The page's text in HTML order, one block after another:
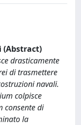
(Abstract)
drasticamente
di trasmettere
navali.
colpisce
consente di
la